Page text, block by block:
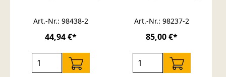
Art.-Nr.: 98438-2
44,94 €*
Art.-Nr.: 98237-2
85,00 €*